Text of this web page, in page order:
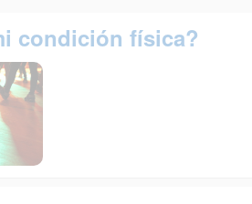
condición física?